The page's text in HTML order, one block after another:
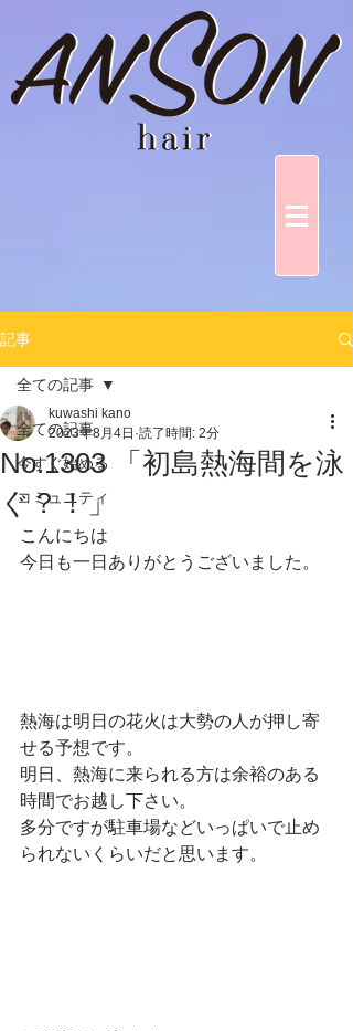
記事
全ての記事
今すぐ始める
コミュニティ
全ての記事
No.1303 「初島熱海間を泳
ぐ？！」
kuwashi kano
2023年8月4日 読了時間: 2分
こんにちは
今日も一日ありがとうございました。
熱海は明日の花火は大勢の人が押し寄
せる予想です。
明日、熱海に来られる方は余裕のある
時間でお越し下さい。
多分ですが駐車場などいっぱいで止め
られないくらいだと思います。